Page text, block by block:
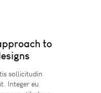
to
sollicitudin
Integer eu